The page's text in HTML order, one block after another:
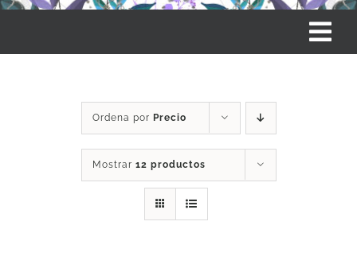
SERVICIOS
Ordena por Precio
Mostrar 12 productos